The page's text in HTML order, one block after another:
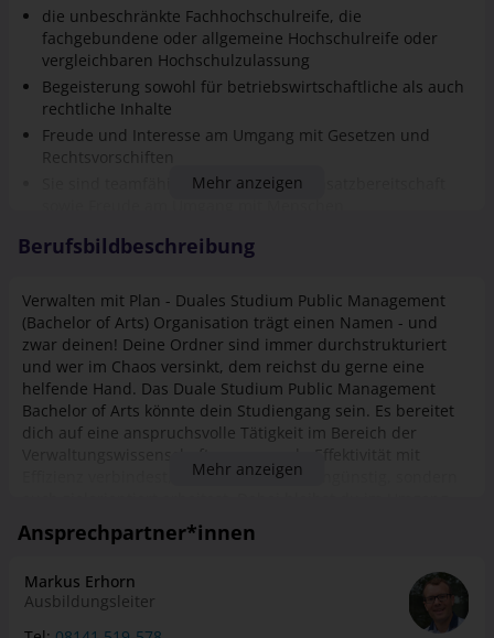
vergleichbaren Hochschulzulassung
Begeisterung sowohl für betriebswirtschaftliche als auch
rechtliche Inhalte
Freude und Interesse am Umgang mit Gesetzen und
Rechtsvorschiften
Sie sind teamfähig, flexibel, zeigen Einsatzbereitschaft
sowie Freude am Umgang mit Menschen
Selbstständigkeit, rasche Auffassungsgabe,
Durchhaltevermögen für das semi-virtuelle
Studienkonzept
Mehr anzeigen
Verwalten mit Plan - Duales Studium Public Management
zwar deinen! Deine Ordner sind immer durchstrukturiert
und wer im Chaos versinkt, dem reichst du gerne eine
helfende Hand. Das Duale Studium Public Management
Bachelor of Arts könnte dein Studiengang sein. Es bereitet
dich auf eine anspruchsvolle Tätigkeit im Bereich der
Verwaltungswissenschaften vor, wo du Effektivität mit
Effizienz verbindest, also nicht nur kostengünstig, sondern
auch zielorientiert arbeitest. Dabei bleibst du im Umgang
mit dem Bürger stets freundlich und geduldig. Liebst du es
auf einem Landratsamt oder in einer Schulverwaltung
einbringen. Aber auch eine Tätigkeit in Ministerien und
Regierungspräsidien, bei Verkehrsbetrieben, Stadtwerken
oder Universitäten ist möglich.
Mehr anzeigen
Markus Erhorn
Tel: 08141 519-578
E-Mail: ausbildungsleitung@lra-ffb.de